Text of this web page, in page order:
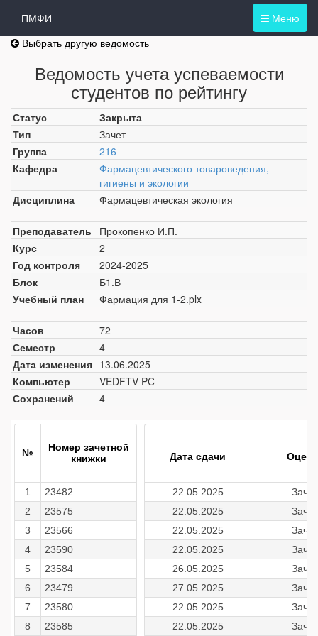
Меню
ПМФИ
Выбрать другую ведомость
Ведомость учета успеваемости
студентов по рейтингу
Статус
Закрыта
Тип
Зачет
Группа
216
Кафедра
Фармацевтического товароведения,
гигиены и экологии
Дисциплина
Фармацевтическая экология
Преподаватель
Прокопенко И.П.
Курс
2
Год контроля
2024-2025
Блок
Б1.В
Учебный план
Фармация для 1-2.plx
Часов
72
Семестр
4
Дата изменения 13.06.2025
Компьютер
VEDFTV-PC
Сохранений
4
№
Номер зачетной
книжки
1
23482
2
23575
3
23566
4
23590
5
23584
6
23479
7
23580
8
23585
Дата сдачи
22.05.2025
Зачет
22.05.2025
Зачет
22.05.2025
Зачет
22.05.2025
Зачет
26.05.2025
Зачет
27.05.2025
Зачет
22.05.2025
Зачет
22.05.2025
Зачет